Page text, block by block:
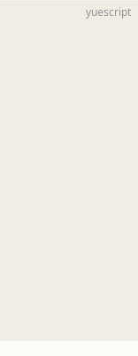
yuescript